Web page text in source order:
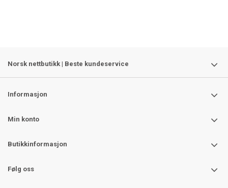
Norsk nettbutikk | Beste kundeservice
Informasjon
Min konto
Butikkinformasjon
Følg oss